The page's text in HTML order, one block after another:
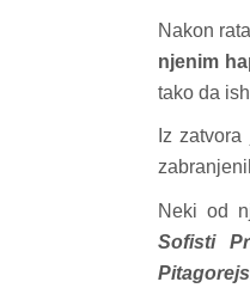
Nakon
njenim
tako da
Iz
Neki od
Sofisti